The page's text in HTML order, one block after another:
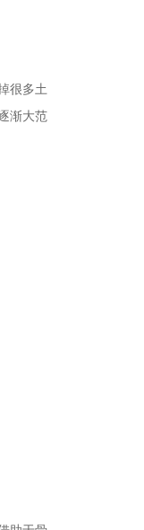
很多土
渐大范